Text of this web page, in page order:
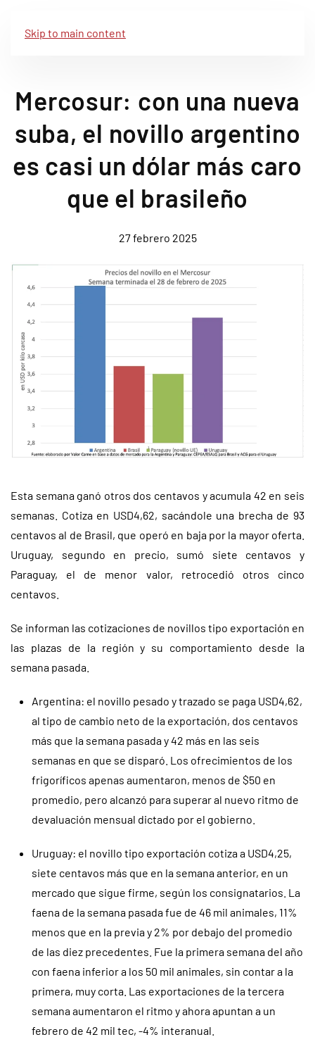
Skip to main content
Mercosur: con una nueva
suba, el novillo argentino
es casi un dólar más caro
que el brasileño
27 febrero 2025
Esta semana ganó otros dos centavos y acumula 42 en seis
semanas. Cotiza en USD4,62, sacándole una brecha de 93
centavos al de Brasil, que operó en baja por la mayor oferta.
Uruguay, segundo en precio, sumó siete centavos y
Paraguay, el de menor valor, retrocedió otros cinco
centavos.
Se informan las cotizaciones de novillos tipo exportación en
las plazas de la región y su comportamiento desde la
semana pasada.
Argentina: el novillo pesado y trazado se paga USD4,62,
al tipo de cambio neto de la exportación, dos centavos
más que la semana pasada y 42 más en las seis
semanas en que se disparó. Los ofrecimientos de los
frigoríficos apenas aumentaron, menos de $50 en
promedio, pero alcanzó para superar al nuevo ritmo de
devaluación mensual dictado por el gobierno.
Uruguay: el novillo tipo exportación cotiza a USD4,25,
siete centavos más que en la semana anterior, en un
mercado que sigue firme, según los consignatarios. La
faena de la semana pasada fue de 46 mil animales, 11%
menos que en la previa y 2% por debajo del promedio
de las diez precedentes. Fue la primera semana del año
con faena inferior a los 50 mil animales, sin contar a la
primera, muy corta. Las exportaciones de la tercera
semana aumentaron el ritmo y ahora apuntan a un
febrero de 42 mil tec, -4% interanual.